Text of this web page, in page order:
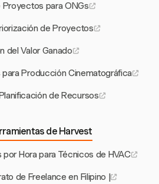
Proyectos para ONGs
de Proyectos
del Valor Ganado
Producción Cinematográfica
de Recursos
de Harvest
por Hora para Técnicos de HVAC
de Freelance en Filipino |